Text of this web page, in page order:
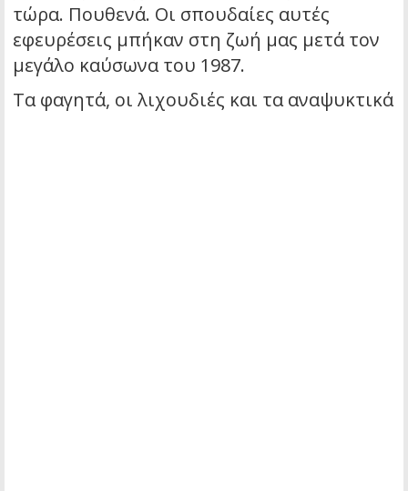
τώρα. Πουθενά. Οι σπουδαίες αυτές
εφευρέσεις μπήκαν στη ζωή μας μετά τον
μεγάλο καύσωνα του 1987.
Τα φαγητά, οι λιχουδιές και τα αναψυκτικά